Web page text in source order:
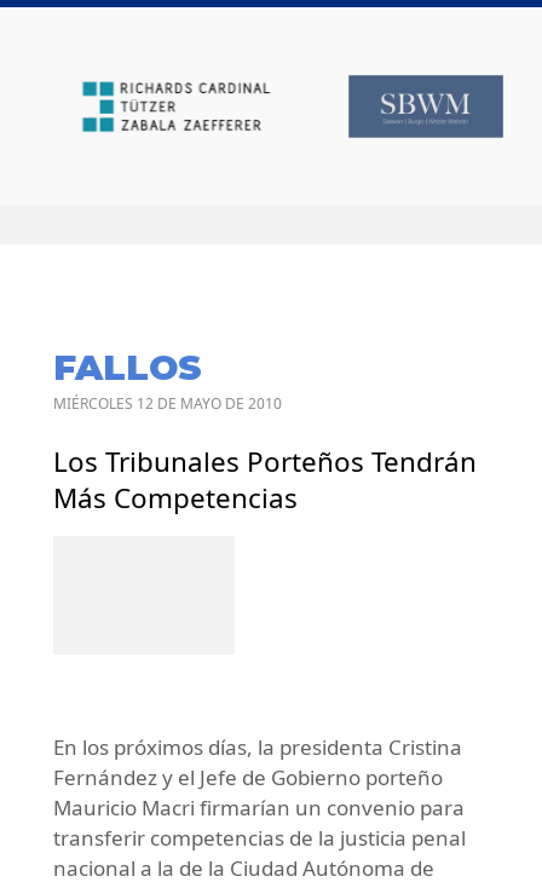
FALLOS
MIÉRCOLES 12 DE MAYO DE 2010
Los Tribunales Porteños Tendrán
Más Competencias
En los próximos días, la presidenta Cristina
Fernández y el Jefe de Gobierno porteño
Mauricio Macri firmarían un convenio para
transferir competencias de la justicia penal
nacional a la de la Ciudad Autónoma de